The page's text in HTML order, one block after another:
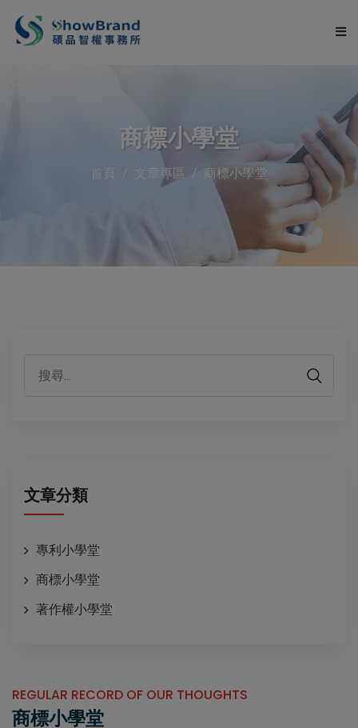
文章專區
商標小學堂
首頁 文章專區 商標小學堂
REGULAR RECORD OF OUR THOUGHTS
商標小學堂
文章分類
專利小學堂
商標小學堂
著作權小學堂